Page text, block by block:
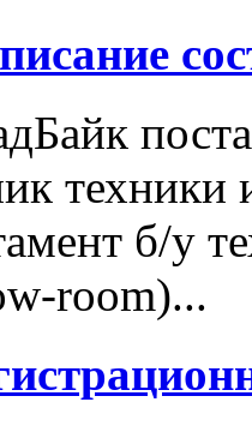
техники
б/у
room)...